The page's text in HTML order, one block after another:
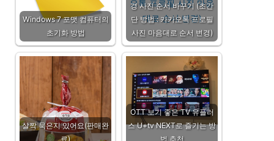
Windows 7 포맷 컴퓨터의
초기화 방법
경 사진 순서 바꾸기 (초간
단 방법 : 카카오톡 프로필
사진 마음대로 순서 변경)
살짝 묵은지 있어요(판매완
료)
OTT 보기 좋은 TV 유플러
스 U+tv NEXT로 즐기는 방
법 추천